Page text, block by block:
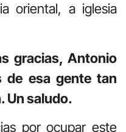
oriental, a iglesia
gracias, Antonio
de esa gente tan
Un saludo.
por ocupar este